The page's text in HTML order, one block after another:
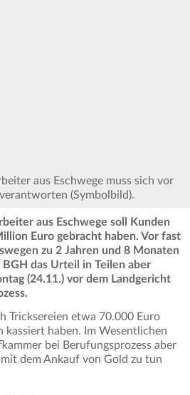
aus Eschwege muss sich vor
(Symbolbild).
aus Eschwege soll Kunden
Euro gebracht haben. Vor fast
zu 2 Jahren und 8 Monaten
das Urteil in Teilen aber
(24.11.) vor dem Landgericht
Tricksereien etwa 70.000 Euro
kassiert haben. Im Wesentlichen
bei Berufungsprozess aber
dem Ankauf von Gold zu tun